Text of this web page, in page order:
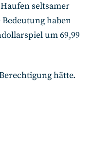
seltsamer
haben
um 69,99
hätte.